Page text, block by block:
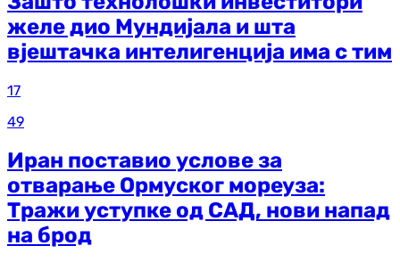
желе дио Мундијала и шта
вјештачка интелигенција има с тим
17
49
Иран поставио услове за
отварање Ормуског мореуза:
Тражи уступке од САД, нови напад
на брод